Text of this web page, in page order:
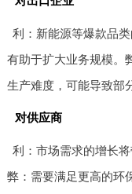
利：新能源等爆款品
有助于扩大业务规模。
生产难度，可能导致部
对供应商
利：市场需求的增长
弊：需要满足更高的环